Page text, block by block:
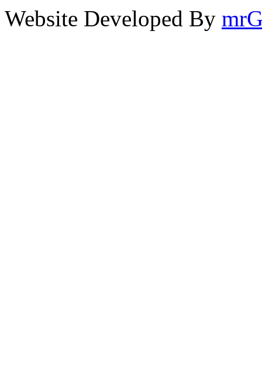
Website Developed By